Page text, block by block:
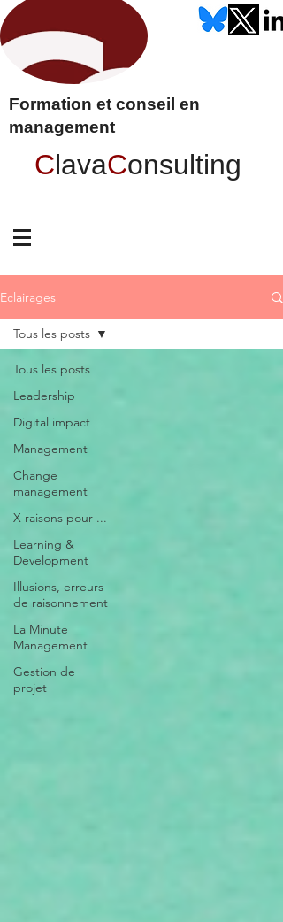
Formation et conseil en
management
ClavaConsulting
Eclairages
Tous les posts
Leadership
Digital impact
Management
Change
management
X raisons pour ...
Learning &
Development
Illusions, erreurs
de raisonnement
La Minute
Management
Gestion de
projet
Tous les posts